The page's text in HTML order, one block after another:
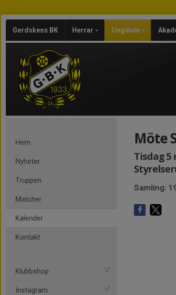
Gerdskens BK Herrar Ungdom
Hem
Nyheter
Truppen
Matcher
Kalender
Kontakt
Klubbshop
Instagram
Möte
Tisdag 5
Samling: